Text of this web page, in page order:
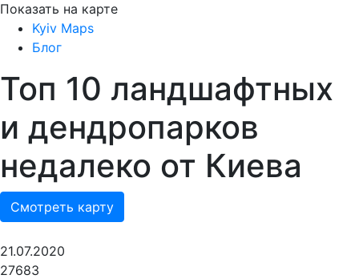
Показать на карте
Kyiv Maps
Блог
Топ 10 ландшафтных
и дендропарков
недалеко от Киева
Смотреть карту
21.07.2020
27683